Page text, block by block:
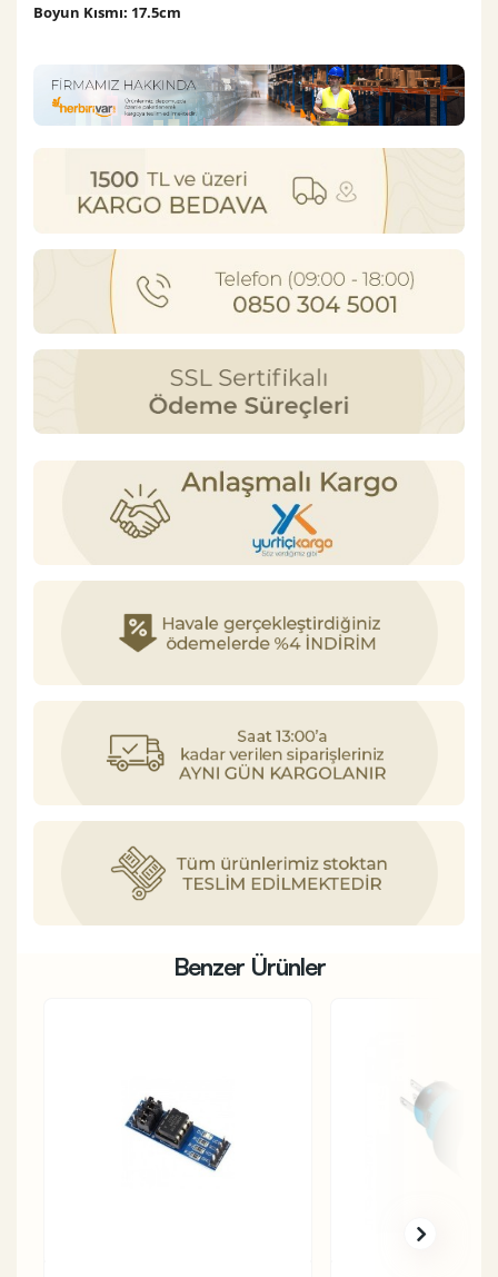
Boyun Kısmı: 17.5cm
Benzer Ürünler